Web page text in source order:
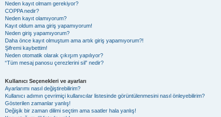
Neden kayıt olmam gerekiyor?
COPPA nedir?
Neden kayıt olamıyorum?
Kayıt oldum ama giriş yapamıyorum!
Neden giriş yapamıyorum?
Daha önce kayıt olmuştum ama artık giriş yapamıyorum?!
Şifremi kaybettim!
Neden otomatik olarak çıkışım yapılıyor?
“Tüm mesaj panosu çerezlerini sil” nedir?
Kullanıcı Seçenekleri ve ayarları
Ayarlarımı nasıl değiştirebilirim?
Kullanıcı adımın çevrimiçi kullanıcılar listesinde görüntülenmesini nasıl önleyebilirim?
Gösterilen zamanlar yanlış!
Değişik bir zaman dilimi seçtim ama saatler hala yanlış!